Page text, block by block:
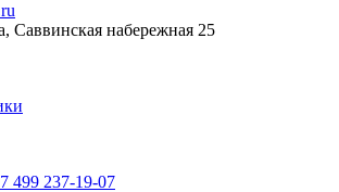
Саввинская набережная 25
499 237-19-07